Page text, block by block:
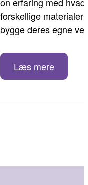
on erfaring med
forskellige materialer
bygge deres egne
Læs mere